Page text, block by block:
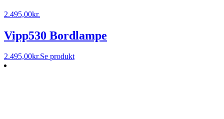
2.495,00kr.
Vipp530 Bordlampe
2.495,00kr.Se produkt